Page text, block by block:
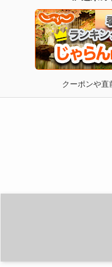
クーポンや